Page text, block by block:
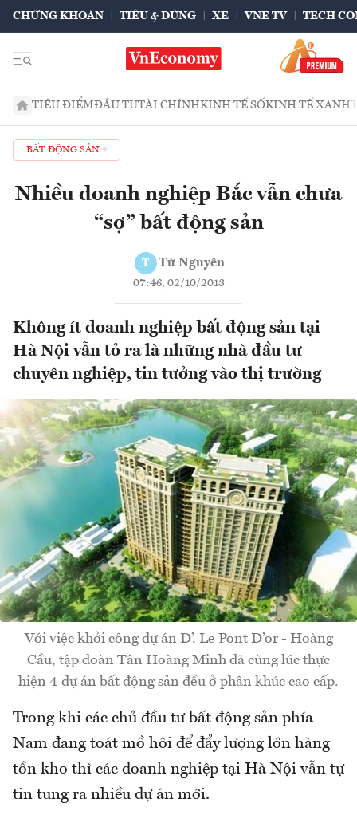
CHỨNG KHOÁN TIÊU & DÙNG XE VNE TV TECH
TIÊU ĐIỂMĐẦU TƯTÀI CHÍNHKINH TẾ SỐKINH TẾ XANH
BẤT ĐỘNG SẢN
Nhiều doanh nghiệp Bắc vẫn chưa
“sợ” bất động sản
T Từ Nguyên
07:46, 02/10/2013
Không ít doanh nghiệp bất động sản tại
Hà Nội vẫn tỏ ra là những nhà đầu tư
chuyên nghiệp, tin tưởng vào thị trường
Với việc khởi công dự án D’. Le Pont D’or - Hoàng
Cầu, tập đoàn Tân Hoàng Minh đã cùng lúc thực
hiện 4 dự án bất động sản đều ở phân khúc cao cấp.
Trong khi các chủ đầu tư bất động sản phía
Nam đang toát mồ hôi để đẩy lượng lớn hàng
tồn kho thì các doanh nghiệp tại Hà Nội vẫn tự
tin tung ra nhiều dự án mới.